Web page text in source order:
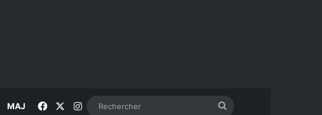
MAJ FacebookInstagram Rechercher